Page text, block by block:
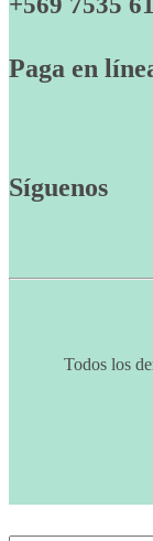
Paga en
Síguenos
Todos los